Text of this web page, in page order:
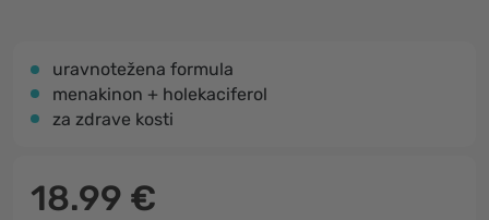
uravnotežena formula
menakinon + holekaciferol
za zdrave kosti
18.99 €